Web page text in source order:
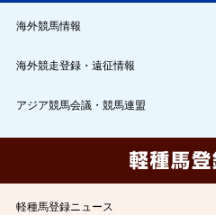
海外競馬情報
海外競走登録・遠征情報
アジア競馬会議・競馬連盟
軽種馬登録ニュース